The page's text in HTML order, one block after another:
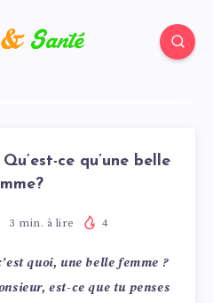
ce qu’une belle
3 min. à lire 4
quoi, une belle femme ?
est-ce que tu penses